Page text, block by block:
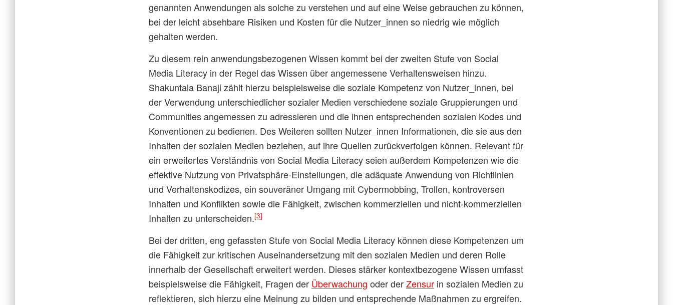
genannten Anwendungen als solche zu verstehen und auf eine Weise gebrauchen zu können,
bei der leicht absehbare Risiken und Kosten für die Nutzer_innen so niedrig wie möglich
gehalten werden.
Zu diesem rein anwendungsbezogenen Wissen kommt bei der zweiten Stufe von Social
Media Literacy in der Regel das Wissen über angemessene Verhaltensweisen hinzu.
Shakuntala Banaji zählt hierzu beispielsweise die soziale Kompetenz von Nutzer_innen, bei
der Verwendung unterschiedlicher sozialer Medien verschiedene soziale Gruppierungen und
Communities angemessen zu adressieren und die ihnen entsprechenden sozialen Kodes und
Konventionen zu bedienen. Des Weiteren sollten Nutzer_innen Informationen, die sie aus den
Inhalten der sozialen Medien beziehen, auf ihre Quellen zurückverfolgen können. Relevant für
ein erweitertes Verständnis von Social Media Literacy seien außerdem Kompetenzen wie die
effektive Nutzung von Privatsphäre-Einstellungen, die adäquate Anwendung von Richtlinien
und Verhaltenskodizes, ein souveräner Umgang mit Cybermobbing, Trollen, kontroversen
Inhalten und Konflikten sowie die Fähigkeit, zwischen kommerziellen und nicht-kommerziellen
Inhalten zu unterscheiden.[3]
Bei der dritten, eng gefassten Stufe von Social Media Literacy können diese Kompetenzen um
die Fähigkeit zur kritischen Auseinandersetzung mit den sozialen Medien und deren Rolle
innerhalb der Gesellschaft erweitert werden. Dieses stärker kontextbezogene Wissen umfasst
beispielsweise die Fähigkeit, Fragen der Überwachung oder derZensur in sozialen Medien zu
reflektieren, sich hierzu eine Meinung zu bilden und entsprechende Maßnahmen zu ergreifen.